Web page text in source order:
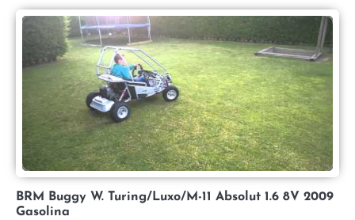
BRM Buggy W. Turing/Luxo/M-11 Absolut 1.6 8V 2009
Gasolina